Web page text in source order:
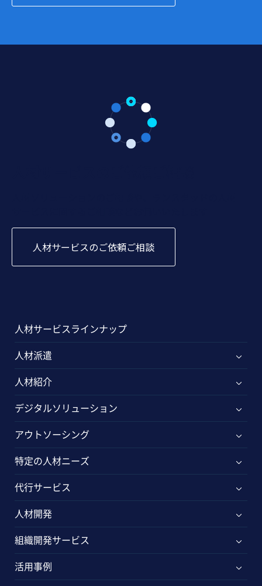
人材サービスのご依頼ご相談
人材サービスラインナップ
人材派遣
人材紹介
デジタルソリューション
アウトソーシング
特定の人材ニーズ
代行サービス
人材開発
組織開発サービス
活用事例